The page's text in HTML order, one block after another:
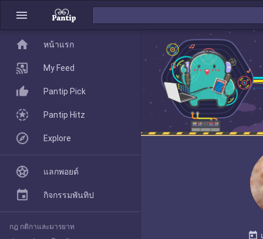
menu
today
home
Pantip Pick
Explore
home หน้าแรก
My Feed
Pantip Pick
Pantip Hitz
Explore
แลกพอยต์
กิจกรรมพันทิป
กฎ กติกาและมารยาท